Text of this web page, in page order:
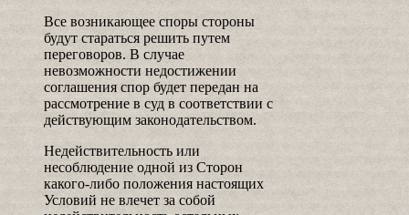
Все возникающее споры стороны
будут стараться решить путем
переговоров. В случае
невозможности недостижении
соглашения спор будет передан на
рассмотрение в суд в соответствии с
действующим законодательством.
Недействительность или
несоблюдение одной из Сторон
какого-либо положения настоящих
Условий не влечет за собой